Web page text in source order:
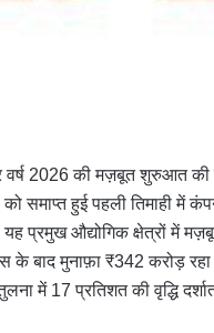
2026 की मज़बूत शुरुआत की
समाप्त हुई पहली तिमाही में
प्रमुख औद्योगिक क्षेत्रों में
बाद मुनाफ़ा ₹342 करोड़
में 17 प्रतिशत की वृद्धि